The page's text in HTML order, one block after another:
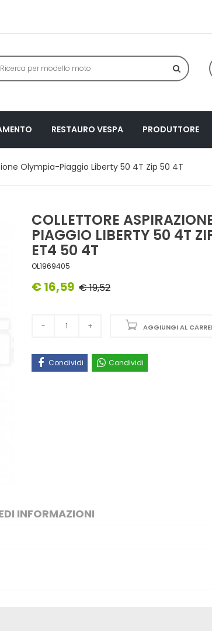
RESTAURO VESPA PRODUTTORE
Olympia-Piaggio Liberty 50 4T Zip 50 4T
COLLETTORE
PIAGGIO LIBERTY 50 4T
ET4 50 4T
OL1969405
€ 16,59 € 19,52
AGGIUNGI AL
Condividi Condividi
INFORMAZIONI